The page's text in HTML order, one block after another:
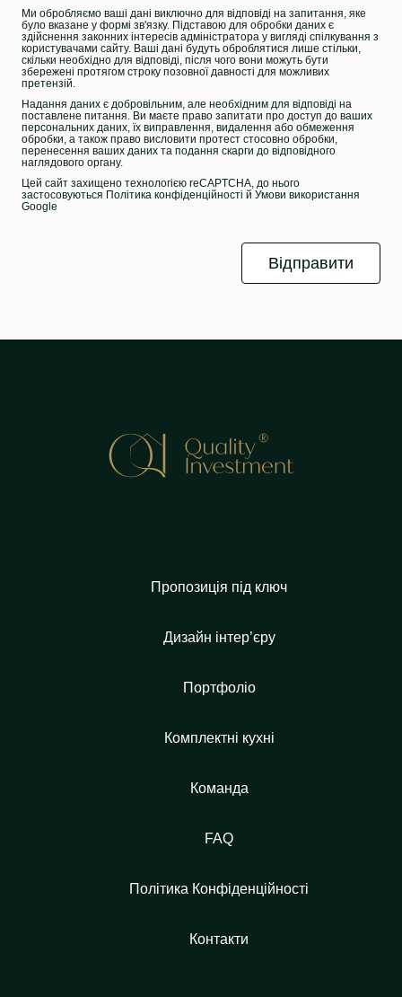
Ми обробляємо ваші дані виключно для відповіді на запитання, яке
було вказане у формі зв'язку. Підставою для обробки даних є
здійснення законних інтересів адміністратора у вигляді спілкування з
користувачами сайту. Ваші дані будуть оброблятися лише стільки,
скільки необхідно для відповіді, після чого вони можуть бути
збережені протягом строку позовної давності для можливих
претензій.
Надання даних є добровільним, але необхідним для відповіді на
поставлене питання. Ви маєте право запитати про доступ до ваших
персональних даних, їх виправлення, видалення або обмеження
обробки, а також право висловити протест стосовно обробки,
перенесення ваших даних та подання скарги до відповідного
наглядового органу.
Цей сайт захищено технологією reCAPTCHA, до нього
застосовуються Політика конфіденційності й Умови використання
Google
Пропозиція під ключ
Дизайн інтер’єру
Портфоліо
Комплектні кухні
Команда
FAQ
Політика Конфіденційності
Контакти